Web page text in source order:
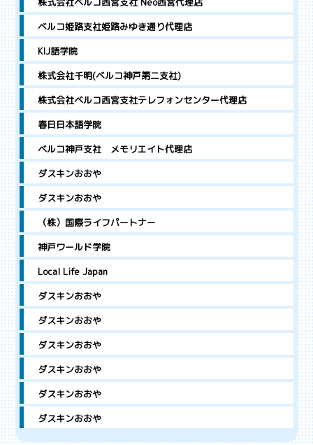
ベルコ姫路支社姫路みゆき通り代理店
KIJ語学院
株式会社千明(ベルコ神戸第二支社)
株式会社ベルコ西宮支社テレフォンセンター代理店
春日日本語学院
ベルコ神戸支社 メモリエイト代理店
ダスキンおおや
ダスキンおおや
（株）国際ライフパートナー
神戸ワールド学院
Local Life Japan
ダスキンおおや
ダスキンおおや
ダスキンおおや
ダスキンおおや
ダスキンおおや
ダスキンおおや